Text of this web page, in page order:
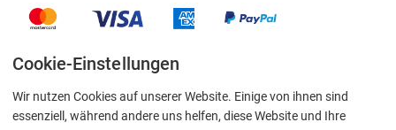
Newsletter Barrierefreiheit Widerruf
AGB
Impressum Kontakt
Cookie-Einstellungen
Wir nutzen Cookies auf unserer Website. Einige von ihnen sind
essenziell, während andere uns helfen, diese Website und Ihre